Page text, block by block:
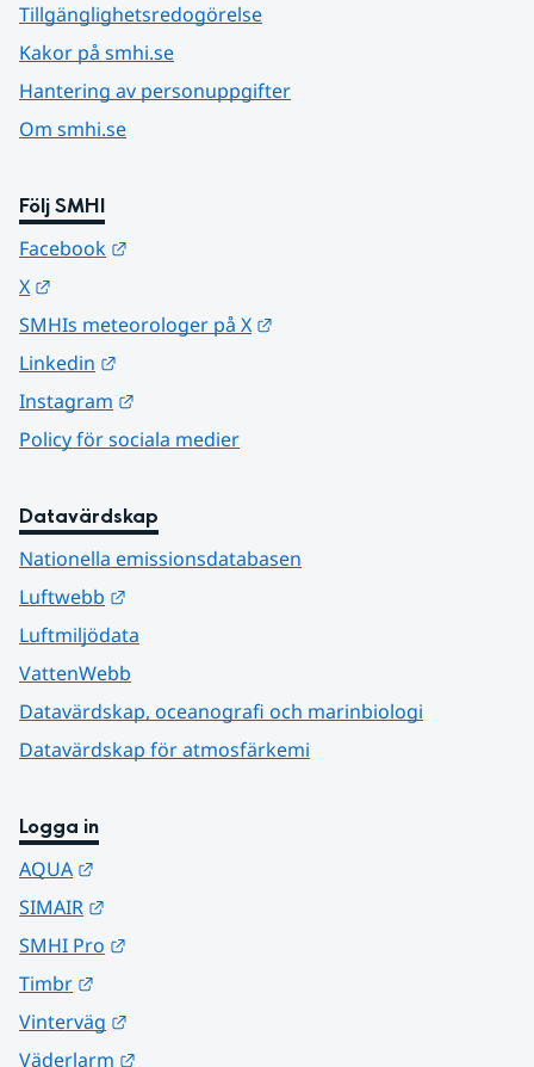
Tillgänglighetsredogörelse
Kakor på smhi.se
Hantering av personuppgifter
Om smhi.se
Följ SMHI
Facebook
X
SMHIs meteorologer på X
Linkedin
Instagram
Policy för sociala medier
Datavärdskap
Nationella emissionsdatabasen
Luftwebb
Luftmiljödata
VattenWebb
Datavärdskap, oceanografi och marinbiologi
Datavärdskap för atmosfärkemi
Logga in
AQUA
SIMAIR
SMHI Pro
Timbr
Vinterväg
Väderlarm